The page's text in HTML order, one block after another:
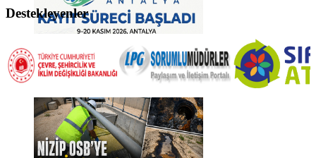
Haberi Oku
Destekleyenler